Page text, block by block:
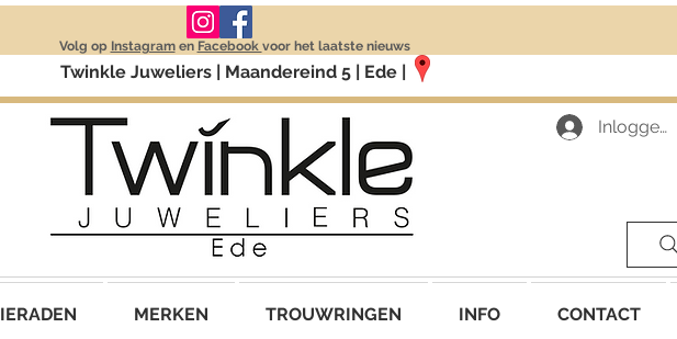
Volg op Instagramen Facebook voor het laatste nieuws
Twinkle Juweliers | Maandereind 5 | Ede |
Inloggen
MERKEN TROUWRINGEN INFO CONTACT